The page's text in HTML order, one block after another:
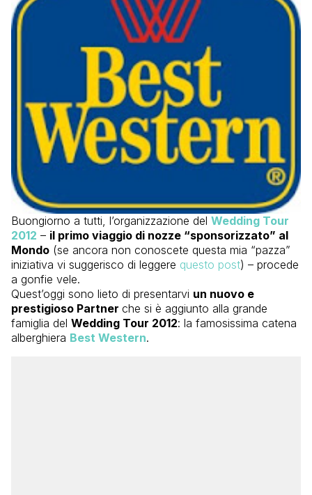
Buongiorno a tutti, l’organizzazione del Wedding Tour
2012 – il primo viaggio di nozze “sponsorizzato” al
Mondo (se ancora non conoscete questa mia “pazza”
iniziativa vi suggerisco di leggere questo post) – procede
a gonfie vele.
Quest’oggi sono lieto di presentarvi un nuovo e
prestigioso Partner che si è aggiunto alla grande
famiglia del Wedding Tour 2012: la famosissima catena
alberghiera Best Western.